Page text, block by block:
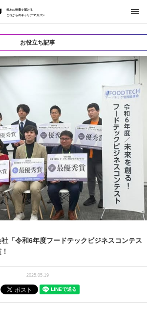
熊本の熱量を届ける
これからのキャリアマガジン
お役立ち記事
社「令和6年度フードテックビジネスコンテス
2025.05.19